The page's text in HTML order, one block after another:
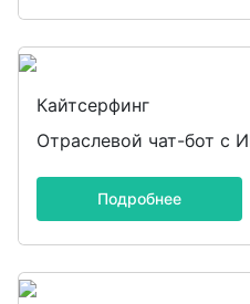
Кайтсерфинг
Отраслевой чат-бот с
Подробнее